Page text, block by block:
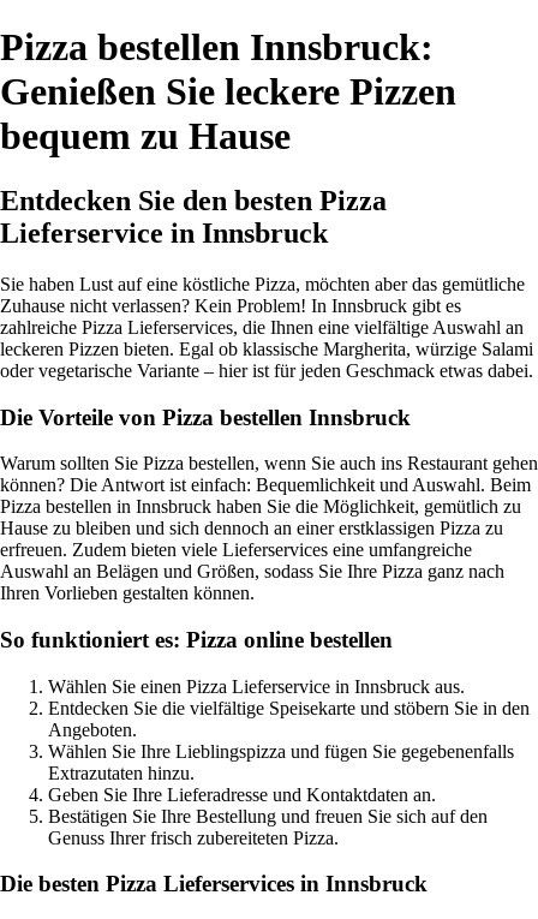
Pizza bestellen Innsbruck:
Genießen Sie leckere Pizzen
bequem zu Hause
Entdecken Sie den besten Pizza
Lieferservice in Innsbruck
Sie haben Lust auf eine köstliche Pizza, möchten aber das gemütliche
Zuhause nicht verlassen? Kein Problem! In Innsbruck gibt es
zahlreiche Pizza Lieferservices, die Ihnen eine vielfältige Auswahl an
leckeren Pizzen bieten. Egal ob klassische Margherita, würzige Salami
oder vegetarische Variante – hier ist für jeden Geschmack etwas dabei.
Die Vorteile von Pizza bestellen Innsbruck
Warum sollten Sie Pizza bestellen, wenn Sie auch ins Restaurant gehen
können? Die Antwort ist einfach: Bequemlichkeit und Auswahl. Beim
Pizza bestellen in Innsbruck haben Sie die Möglichkeit, gemütlich zu
Hause zu bleiben und sich dennoch an einer erstklassigen Pizza zu
erfreuen. Zudem bieten viele Lieferservices eine umfangreiche
Auswahl an Belägen und Größen, sodass Sie Ihre Pizza ganz nach
Ihren Vorlieben gestalten können.
So funktioniert es: Pizza online bestellen
Wählen Sie einen Pizza Lieferservice in Innsbruck aus.
Entdecken Sie die vielfältige Speisekarte und stöbern Sie in den
Angeboten.
Wählen Sie Ihre Lieblingspizza und fügen Sie gegebenenfalls
Extrazutaten hinzu.
Geben Sie Ihre Lieferadresse und Kontaktdaten an.
Bestätigen Sie Ihre Bestellung und freuen Sie sich auf den
Genuss Ihrer frisch zubereiteten Pizza.
Die besten Pizza Lieferservices in Innsbruck